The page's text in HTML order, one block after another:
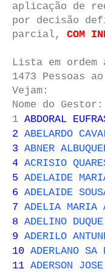
aplicação de
por decisão
parcial, COM
Lista em
1473 Pessoas
Vejam:
Nome do Gestor:
1 ABDORAL
2 ABELARDO
3 ABNER
4 ACRISIO
5 ADELAIDE
6 ADELAIDE
7 ADELIA MARIA
8 ADELINO
9 ADERILO
10 ADERLANO
11 ADERSON